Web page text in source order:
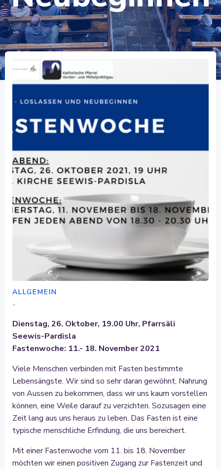
ALLGEMEIN
-
Dienstag, 26. Oktober, 19.00 Uhr, Pfarrsäli
Seewis-Pardisla
Fastenwoche: 11.- 18. November 2021
Viele Menschen verbinden mit Fasten bestimmte
Lebensängste. Wir sind so sehr daran gewöhnt, Nahrung
von Aussen zu bekommen, dass wir uns kaum vorstellen
können, eine Weile darauf zu verzichten. Sozusagen eine
Zeit lang aus uns heraus zu leben. Das Fasten ist eine
typische menschliche Erfindung, die uns bereichert.
Mit einer Fastenwoche vom 11. bis 18. November
möchten wir einen positiven Zugang zur Fastenzeit und